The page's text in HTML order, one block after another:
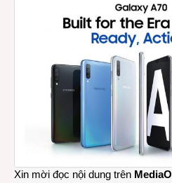
Xin mời đọc nội dung trên